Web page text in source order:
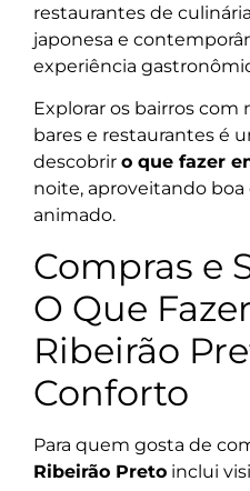
restaurantes de
japonesa e
experiência
Explorar os bairros com
bares e restaurantes é
descobrir o que fazer
noite, aproveitando
animado.
Compras e
O Que
Ribeirão
Conforto
Para quem gosta de
Ribeirão Preto inclui